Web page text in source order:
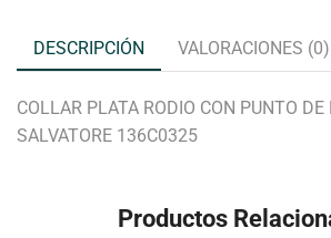
DESCRIPCIÓN VALORACIONES (0)
COLLAR PLATA RODIO CON PUNTO DE
SALVATORE 136C0325
Productos